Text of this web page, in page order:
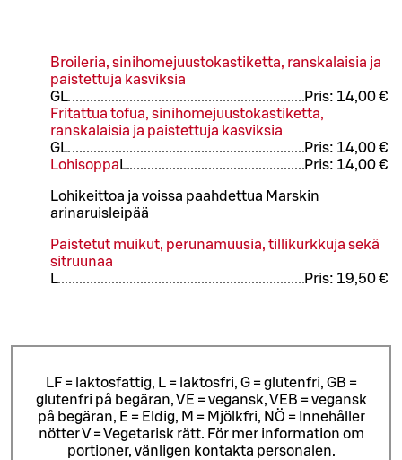
Broileria, sinihomejuustokastiketta, ranskalaisia ja
paistettuja kasviksia
GL Pris: 14,00 €
Fritattua tofua, sinihomejuustokastiketta,
ranskalaisia ja paistettuja kasviksia
GL Pris: 14,00 €
Lohisoppa L Pris: 14,00 €
Lohikeittoa ja voissa paahdettua Marskin
arinaruisleipää
Paistetut muikut, perunamuusia, tillikurkkuja sekä
sitruunaa
L
Pris: 19,50 €
LF = laktosfattig, L = laktosfri, G = glutenfri, GB =
glutenfri på begäran, VE = vegansk, VEB = vegansk
på begäran, E = Eldig, M = Mjölkfri, NÖ = Innehåller
nötter V = Vegetarisk rätt. För mer information om
portioner, vänligen kontakta personalen.